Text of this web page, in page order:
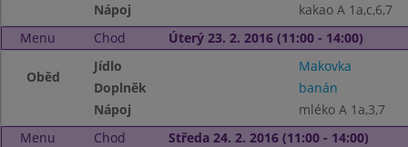
Nápoj
kakao A 1a,c,6,7
Menu
Chod Úterý 23. 2. 2016 (11:00 - 14:00)
Oběd
Jídlo
Makovka
Doplněk
banán
Nápoj
mléko A 1a,3,7
Menu
Chod Středa 24. 2. 2016 (11:00 - 14:00)